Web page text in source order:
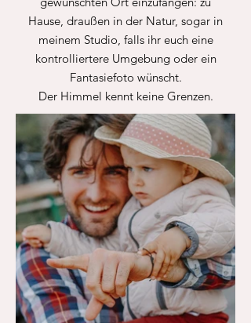
Hause, draußen in der Natur, sogar in
meinem Studio, falls ihr euch eine
kontrolliertere Umgebung oder ein
Fantasiefoto wünscht.
Der Himmel kennt keine Grenzen.